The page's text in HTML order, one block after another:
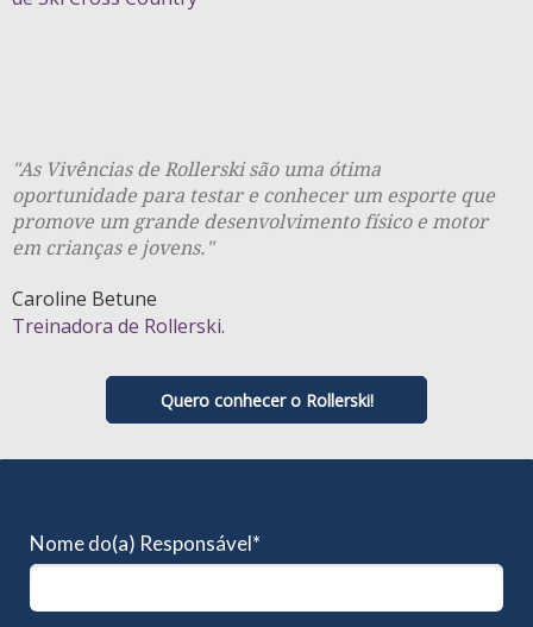
"As Vivências de Rollerski são uma ótima
oportunidade para testar e conhecer um esporte que
promove um grande desenvolvimento físico e motor
em crianças e jovens."
Caroline Betune
Treinadora de Rollerski.
Quero conhecer o Rollerski!
Nome do(a) Responsável*